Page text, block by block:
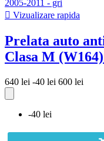
 Vizualizare rapida
Prelata auto
Clasa M
640 lei -40 lei 600 lei
-40 lei